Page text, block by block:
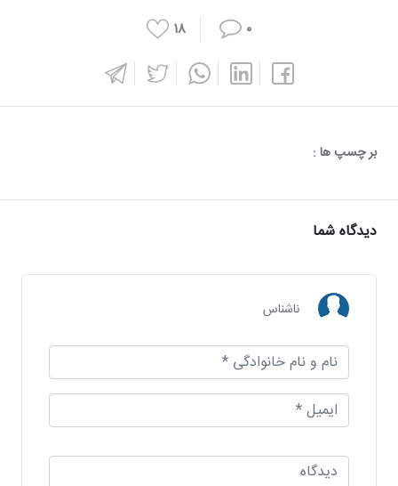
۰
۱۸
بر چسپ ها :
دیدگاه شما
ناشناس